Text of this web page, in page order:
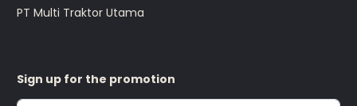
PT Multi Traktor Utama
Sign up for the promotion